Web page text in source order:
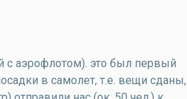
с аэрофлотом). это был первый
в самолет, т.е. вещи сданы,